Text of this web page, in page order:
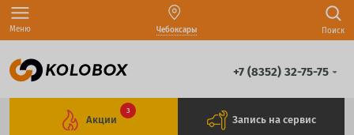
Меню Чебоксары Поиск
+7 (8352) 32-75-75
Акции
3
Запись на сервис